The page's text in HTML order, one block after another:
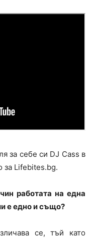
за себе си DJ Cass в
за Lifebites.bg.
работата на една
е едно и също?
се, тъй като